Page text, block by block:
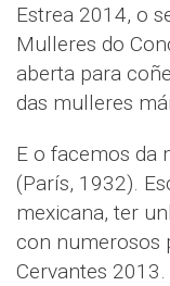
Estrea 2014, o
Mulleres do
aberta para
das mulleres
E o facemos da
(París, 1932).
mexicana, ter
con numerosos
Cervantes